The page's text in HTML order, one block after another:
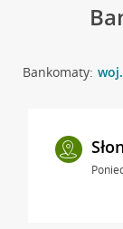
Bankomaty: